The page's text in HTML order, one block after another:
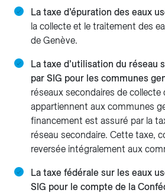
La taxe d’épuration des eaux
la collecte et le traitement des
de Genève.
La taxe d’utilisation du réseau
par SIG pour les communes
réseaux secondaires de collecte
appartiennent aux communes
financement est assuré par la
réseau secondaire. Cette taxe,
reversée intégralement aux
La taxe fédérale sur les eaux
SIG pour le compte de la